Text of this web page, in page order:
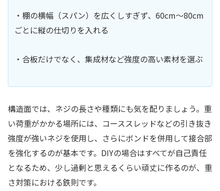
・棚の横幅（スパン）を広くしすぎず、60cm〜80cm
ごとに縦の仕切りを入れる
・合板だけでなく、集成材など強度の高い素材を選ぶ
構造面では、ネジの長さや種類にも気を配りましょう。重
い荷重がかかる場所には、コーススレッドなどの引き抜き
強度が強いネジを使用し、さらにボンドを併用して接合部
を強化するのが基本です。DIYの場合はすべてが自己責任
となるため、少し過剰と思えるくらい頑丈に作るのが、重
さ対策における鉄則です。